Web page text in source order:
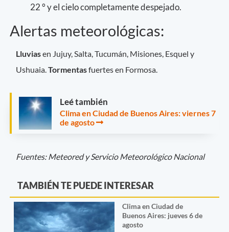
22 ° y el cielo completamente despejado.
Alertas meteorológicas:
Lluviasen Jujuy, Salta, Tucumán, Misiones, Esquel y
Ushuaia.Tormentasfuertes en Formosa.
Leé también
Clima en Ciudad de Buenos Aires: viernes 7
de agosto
Fuentes: Meteored y Servicio Meteorológico Nacional
TAMBIÉN TE PUEDE INTERESAR
Clima en Ciudad de
Buenos Aires: jueves 6 de
agosto